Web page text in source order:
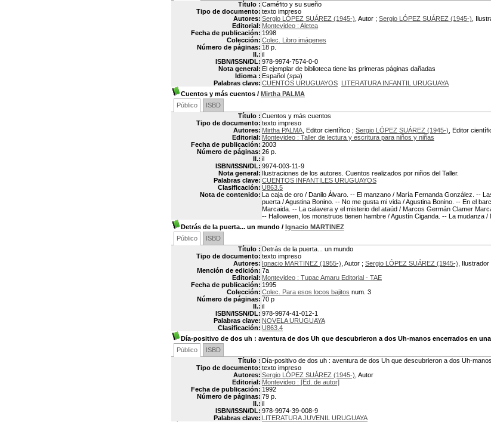
Título : Caméfito y su sueño
Tipo de documento: texto impreso
Autores: Sergio LÓPEZ SUÁREZ (1945-) , Autor ; Sergio LÓPEZ SUÁREZ (1945-) ,
Editorial: Montevideo : Aletea
Fecha de publicación: 1998
Colección: Colec. Libro imágenes
Número de páginas: 18 p.
Il.: il
ISBN/ISSN/DL: 978-9974-7574-0-0
Nota general: El ejemplar de biblioteca tiene las primeras páginas dañadas
Idioma : Español (spa)
Palabras clave: CUENTOS URUGUAYOS LITERATURA INFANTIL URUGUAYA
Cuentos y más cuentos / Mirtha PALMA
Público
ISBD
Título : Cuentos y más cuentos
Tipo de documento: texto impreso
Autores: Mirtha PALMA , Editor científico ; Sergio LÓPEZ SUÁREZ (1945-) , Editor
Editorial: Montevideo : Taller de lectura y escritura para niños y niñas
Fecha de publicación: 2003
Número de páginas: 26 p.
Il.: il
ISBN/ISSN/DL: 9974-003-11-9
Nota general: Ilustraciones de los autores. Cuentos realizados por niños del Taller.
Palabras clave: CUENTOS INFANTILES URUGUAYOS
Clasificación: U863.5
Nota de contenido: La caja de oro / Danilo Álvaro. -- El manzano / María Fernanda González. --
puerta / Agustina Bonino. -- No me gusta mi vida / Agustina Bonino. -- En el
Marcaida. -- La calavera y el misterio del ataúd / Marcos Germán Clamer
-- Halloween, los monstruos tienen hambre / Agustín Ciganda. -- La mudanza
Detrás de la puerta... un mundo / Ignacio MARTINEZ
Público
ISBD
Título : Detrás de la puerta... un mundo
Tipo de documento: texto impreso
Autores: Ignacio MARTINEZ (1955-) , Autor ; Sergio LÓPEZ SUÁREZ (1945-) , Ilustrador
Mención de edición: 7a
Editorial: Montevideo : Tupac Amaru Editorial - TAE
Fecha de publicación: 1995
Colección: Colec. Para esos locos bajitos num. 3
Número de páginas: 70 p
Il.: il
ISBN/ISSN/DL: 978-9974-41-012-1
Palabras clave: NOVELA URUGUAYA
Clasificación: U863.4
Día-positivo de dos uh : aventura de dos Uh que descubrieron a dos Uh-manos encerrados en
Público
ISBD
Título : Día-positivo de dos uh : aventura de dos Uh que descubrieron a dos Uh-
Tipo de documento: texto impreso
Autores: Sergio LÓPEZ SUÁREZ (1945-) , Autor
Editorial: Montevideo : [Ed. de autor]
Fecha de publicación: 1992
Número de páginas: 79 p.
Il.: il
ISBN/ISSN/DL: 978-9974-39-008-9
Palabras clave: LITERATURA JUVENIL URUGUAYA